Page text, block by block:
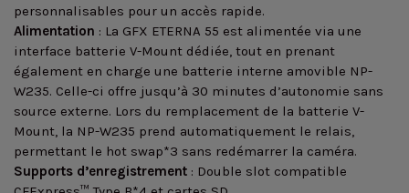
personnalisables pour un accès rapide.
Alimentation : La GFX ETERNA 55 est alimentée via une
interface batterie V-Mount dédiée, tout en prenant
également en charge une batterie interne amovible NP-
W235. Celle-ci offre jusqu’à 30 minutes d’autonomie sans
source externe. Lors du remplacement de la batterie V-
Mount, la NP-W235 prend automatiquement le relais,
permettant le hot swap*3 sans redémarrer la caméra.
Supports d’enregistrement : Double slot compatible